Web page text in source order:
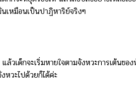
เหมือนเป็นปาฏิหาริย์จริงๆ
วเด็กจะเริ่มหายใจตามจังหวะการเต้น
วะไปด้วยก็ได้ค่ะ